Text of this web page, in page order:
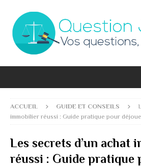
ACCUEIL GUIDE ET CONSEILS
immobilier réussi : Guide pratique pour
Les secrets d’un achat
réussi : Guide pratique